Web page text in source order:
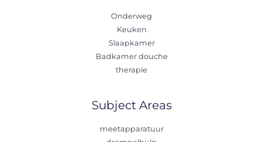
Onderweg
Keuken
Slaapkamer
Badkamer douche
therapie
Subject Areas
meetapparatuur